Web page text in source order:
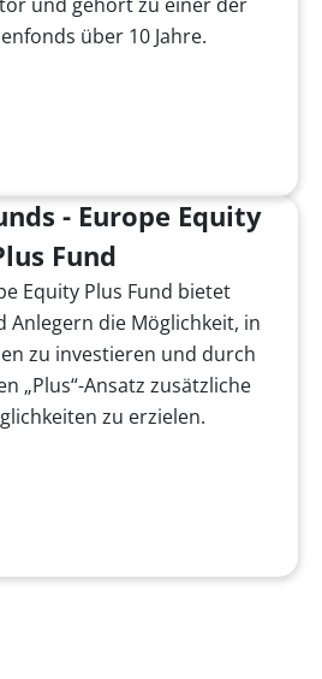
über 10 Jahre.
- Europe Equity
Fund
Equity Plus Fund bietet
Anlegern die Möglichkeit, in
zu investieren und durch
„Plus“-Ansatz zusätzliche
zu erzielen.